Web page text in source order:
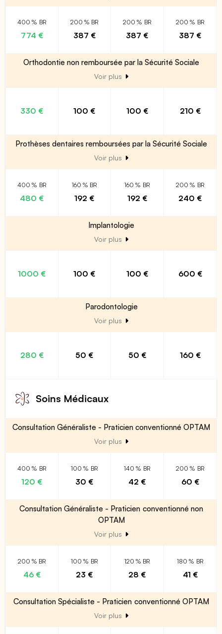
400 % BR
774 €
200 % BR
387 €
200 % BR
387 €
200 % BR
387 €
Orthodontie non remboursée par la Sécurité Sociale
Voir plus
330 € 100 € 100 € 210 €
Prothèses dentaires remboursées par la Sécurité Sociale
Voir plus
400 % BR
480 €
160 % BR
192 €
160 % BR
192 €
200 % BR
240 €
Implantologie
Voir plus
1000 € 100 € 100 € 600 €
Parodontologie
Voir plus
280 € 50 € 50 € 160 €
Soins Médicaux
Consultation Généraliste - Praticien conventionné OPTAM
Voir plus
400 % BR
120 €
100 % BR
30 €
140 % BR
42 €
200 % BR
60 €
Consultation Généraliste - Praticien conventionné non
OPTAM
Voir plus
200 % BR
46 €
100 % BR
23 €
120 % BR
28 €
180 % BR
41 €
Consultation Spécialiste - Praticien conventionné OPTAM
Voir plus